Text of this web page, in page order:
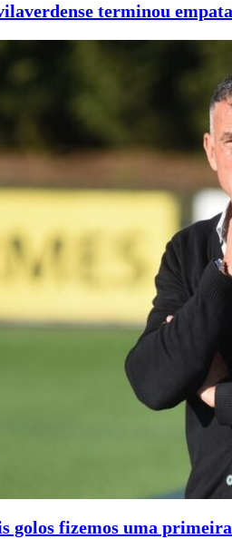
terminou
golos fizemos uma